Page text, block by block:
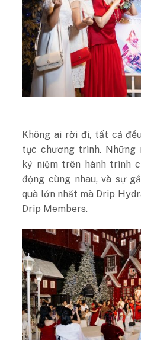
Không ai rời đi, tất cả
tục chương trình. Những
kỷ niệm trên hành trình
động cùng nhau, và sự
quà lớn nhất mà Drip
Drip Members.